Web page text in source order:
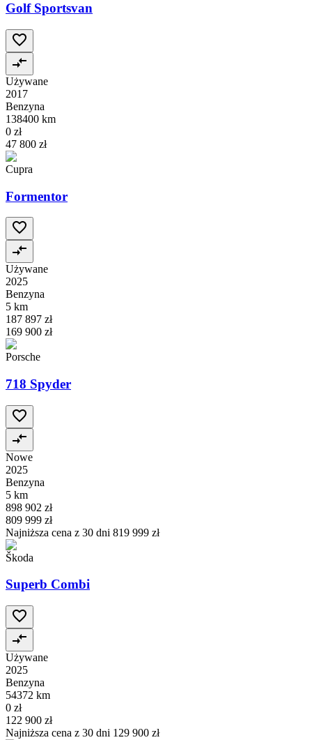
Golf Sportsvan
Używane
2017
Benzyna
138400 km
0 zł
47 800 zł
Cupra
Formentor
Używane
2025
Benzyna
5 km
187 897 zł
169 900 zł
Porsche
718 Spyder
Nowe
2025
Benzyna
5 km
898 902 zł
809 999 zł
Najniższa cena z 30 dni 819 999 zł
Škoda
Superb Combi
Używane
2025
Benzyna
54372 km
0 zł
122 900 zł
Najniższa cena z 30 dni 129 900 zł